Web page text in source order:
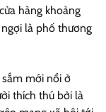
hàng khoảng
là phố thương
mới nổi ở
thích thú bởi là